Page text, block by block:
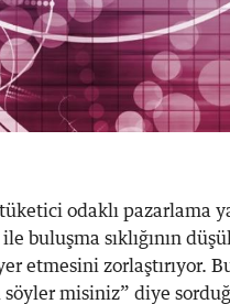
odaklı pazarlama
buluşma sıklığının
etmesini zorlaştırıyor.
söyler misiniz” diye